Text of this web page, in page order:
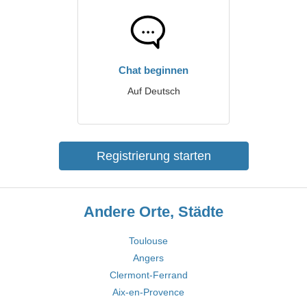
Chat beginnen
Auf Deutsch
Registrierung starten
Andere Orte, Städte
Toulouse
Angers
Clermont-Ferrand
Aix-en-Provence